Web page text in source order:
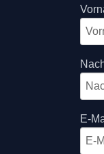
E-